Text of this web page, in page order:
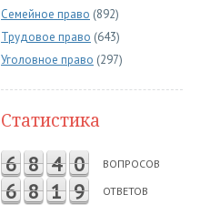
Семейное право (892)
Трудовое право (643)
Уголовное право (297)
Статистика
6 8 4 0 ВОПРОСОВ
6 8 1 9 ОТВЕТОВ